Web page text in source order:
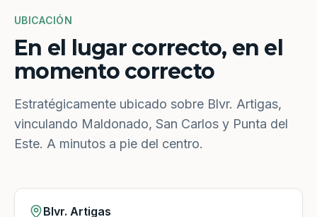
UBICACIÓN
En el lugar correcto, en el
momento correcto
Estratégicamente ubicado sobre Blvr. Artigas,
vinculando Maldonado, San Carlos y Punta del
Este. A minutos a pie del centro.
Blvr. Artigas